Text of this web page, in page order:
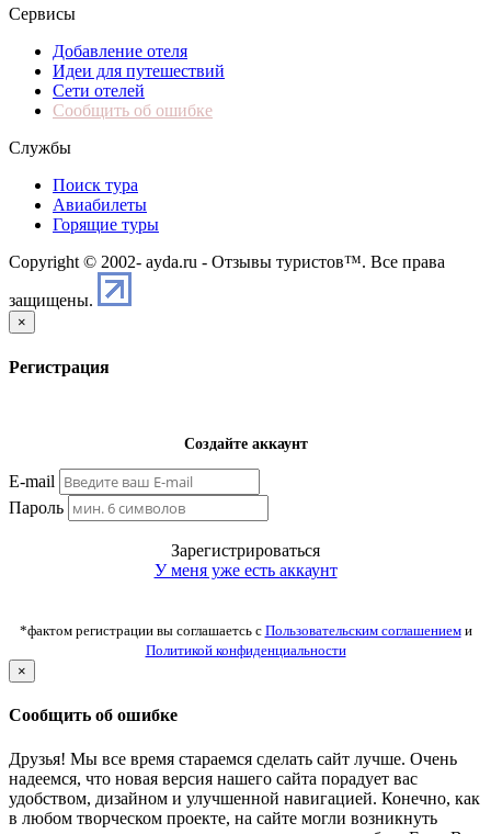
Сервисы
Добавление отеля
Идеи для путешествий
Сети отелей
Сообщить об ошибке
Службы
Поиск тура
Авиабилеты
Горящие туры
Copyright © 2002- ayda.ru - Отзывы туристов™. Все права
защищены.
×
Регистрация
Создайте аккаунт
E-mail
Пароль
Зарегистрироваться
У меня уже есть аккаунт
*фактом регистрации вы соглашаетсь с Пользовательским соглашениеми
Политикой конфиденциальности
×
Сообщить об ошибке
Друзья! Мы все время стараемся сделать сайт лучше. Очень
надеемся, что новая версия нашего сайта порадует вас
удобством, дизайном и улучшенной навигацией. Конечно, как
в любом творческом проекте, на сайте могли возникнуть